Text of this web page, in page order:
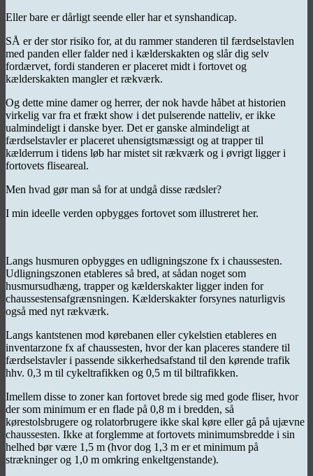
Eller bare er dårligt seende eller har et synshandicap.
SÅ er der stor risiko for, at du rammer standeren til færdselstavlen
med panden eller falder ned i kælderskakten og slår dig selv
fordærvet, fordi standeren er placeret midt i fortovet og
kælderskakten mangler et rækværk.
Og dette mine damer og herrer, der nok havde håbet at historien
virkelig var fra et frækt show i det pulserende natteliv, er ikke
ualmindeligt i danske byer. Det er ganske almindeligt at
færdselstavler er placeret uhensigtsmæssigt og at trapper til
kælderrum i tidens løb har mistet sit rækværk og i øvrigt ligger i
fortovets fliseareal.
Men hvad gør man så for at undgå disse rædsler?
I min ideelle verden opbygges fortovet som illustreret her.
Langs husmuren opbygges en udligningszone fx i chaussesten.
Udligningszonen etableres så bred, at sådan noget som
husmursudhæng, trapper og kælderskakter ligger inden for
chaussestensafgrænsningen. Kælderskakter forsynes naturligvis
også med nyt rækværk.
Langs kantstenen mod kørebanen eller cykelstien etableres en
inventarzone fx af chaussesten, hvor der kan placeres standere til
færdselstavler i passende sikkerhedsafstand til den kørende trafik
hhv. 0,3 m til cykeltrafikken og 0,5 m til biltrafikken.
Imellem disse to zoner kan fortovet brede sig med gode fliser, hvor
der som minimum er en flade på 0,8 m i bredden, så
kørestolsbrugere og rolatorbrugere ikke skal køre eller gå på ujævne
chaussesten. Ikke at forglemme at fortovets minimumsbredde i sin
helhed bør være 1,5 m (hvor dog 1,3 m er et minimum på
strækninger og 1,0 m omkring enkeltgenstande).